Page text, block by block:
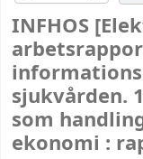
INFHOS
sjukvården.
som
ekonomi :